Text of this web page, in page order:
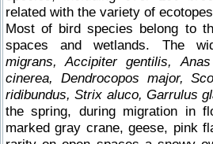
related with the variety of
Most of bird species belong to
spaces and wetlands. The
migrans, Accipiter gentilis,
cinerea, Dendrocopos major,
ridibundus, Strix aluco, Garrulus
the spring, during migration in
marked gray crane, geese, pink